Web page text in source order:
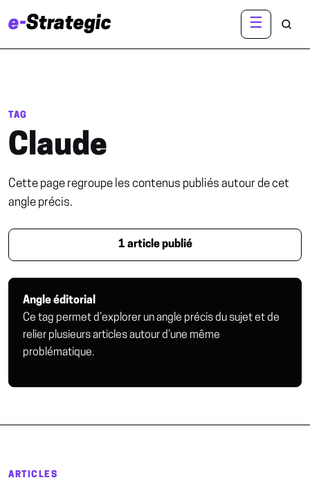
e-Strategic ☰
TAG
Claude
Cette page regroupe les contenus publiés autour de cet
angle précis.
1 article publié
Angle éditorial
Ce tag permet d’explorer un angle précis du sujet et de
relier plusieurs articles autour d’une même
problématique.
ARTICLES